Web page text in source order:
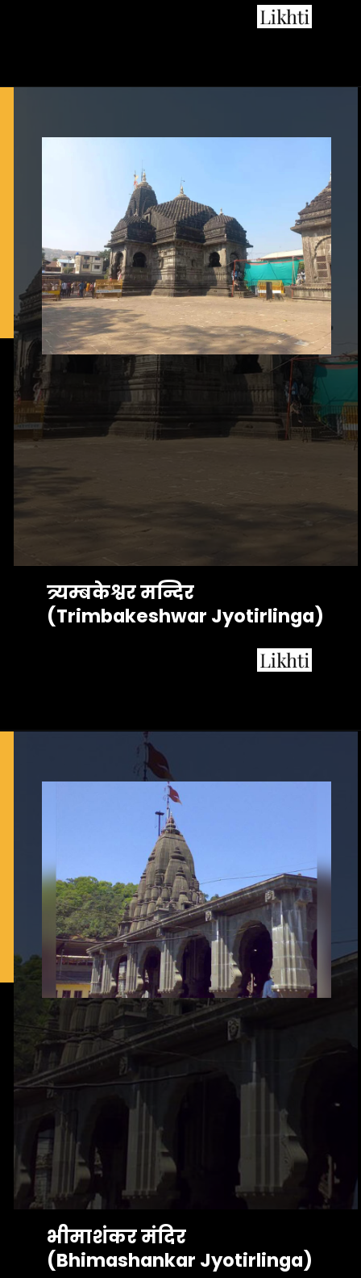
त्र्यम्बकेश्वर मन्दिर
(Trimbakeshwar Jyotirlinga)
भीमाशंकर मंदिर
(Bhimashankar Jyotirlinga)